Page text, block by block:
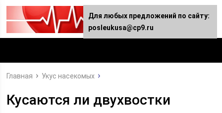
Главная Укус насекомых
Кусаются ли двухвостки
Для любых предложений по сайту:
posleukusa@cp9.ru